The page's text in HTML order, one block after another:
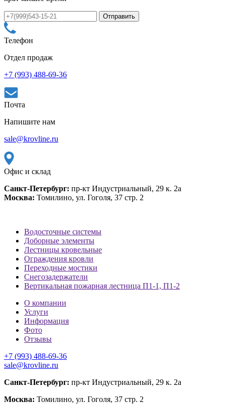
Телефон
Отдел продаж
+7 (993) 488-69-36
Почта
Напишите нам
sale@krovline.ru
Офис и склад
Санкт-Петербург: пр-кт Индустриальный, 29 к. 2а
Москва: Томилино, ул. Гоголя, 37 стр. 2
Водосточные системы
Доборные элементы
Лестницы кровельные
Ограждения кровли
Переходные мостики
Снегозадержатели
Вертикальная пожарная лестница П1-1, П1-2
О компании
Услуги
Информация
Фото
Отзывы
+7 (993) 488-69-36
sale@krovline.ru
Санкт-Петербург: пр-кт Индустриальный, 29 к. 2а
Москва: Томилино, ул. Гоголя, 37 стр. 2